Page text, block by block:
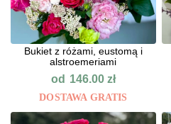
Bukiet z różami, eustomą i
alstroemeriami
od 146.00 zł
DOSTAWA GRATIS